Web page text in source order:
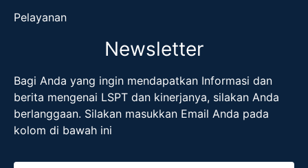
Pelayanan
Newsletter
Bagi Anda yang ingin mendapatkan Informasi dan
berita mengenai LSPT dan kinerjanya, silakan Anda
berlanggaan. Silakan masukkan Email Anda pada
kolom di bawah ini